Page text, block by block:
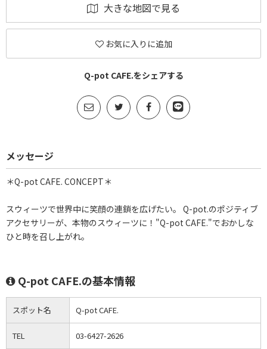
大きな地図で見る
お気に入りに追加
Q-pot CAFE.をシェアする
メッセージ
＊Q-pot CAFE. CONCEPT＊
スウィーツで世界中に笑顔の連鎖を広げたい。 Q-pot.のポジティブ
アクセサリーが、本物のスウィーツに！"Q-pot CAFE."でおかしな
ひと時を召し上がれ。
Q-pot CAFE.の基本情報
スポット名 Q-pot CAFE.
TEL 03-6427-2626